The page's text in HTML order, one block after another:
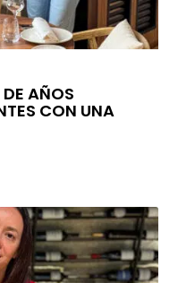
DE AÑOS
CON UNA